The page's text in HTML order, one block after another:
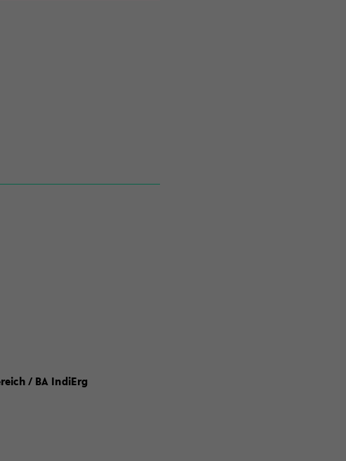
/ BA IndiErg